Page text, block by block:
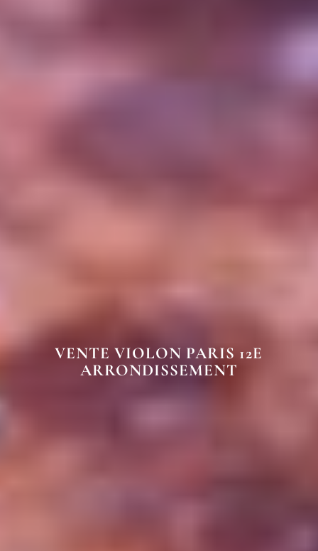
VENTE VIOLON PARIS 12E
ARRONDISSEMENT